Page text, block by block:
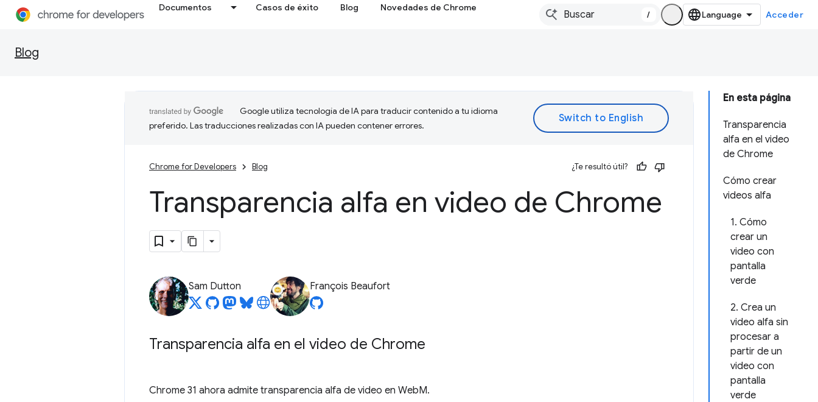
Documentos Casos de éxito Blog Novedades de Chrome
/ Acceder
Blog
En esta página
Transparencia
alfa en el video
de Chrome
Cómo crear
videos alfa
1. Cómo
crear un
video con
pantalla
verde
2. Crea un
video alfa sin
procesar a
partir de un
video con
pantalla
verde
Google utiliza tecnología de IA para traducir contenido a tu idioma
preferido. Las traducciones realizadas con IA pueden contener errores.
Chrome for Developers Blog ¿Te resultó útil?
Transparencia alfa en video de Chrome
Sam Dutton François Beaufort
Transparencia alfa en el video de Chrome
Chrome 31 ahora admite transparencia alfa de video en WebM.